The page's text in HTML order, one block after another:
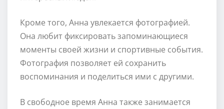
Кроме того, Анна увлекается фотографией.
Она любит фиксировать запоминающиеся
моменты своей жизни и спортивные события.
Фотография позволяет ей сохранить
воспоминания и поделиться ими с другими.
В свободное время Анна также занимается